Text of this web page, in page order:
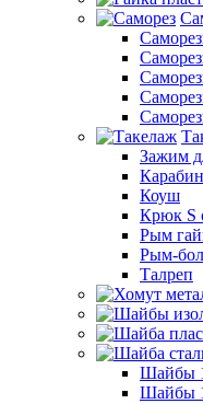
Зажим
Коуш
Крюк S
Рым
Рым-
Талреп
Шайбы
Шайбы